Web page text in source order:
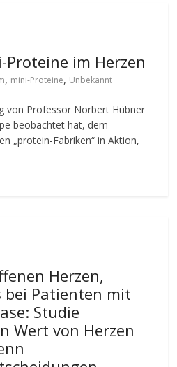
im Herzen
, mini-Proteine, Unbekannt
von Professor Norbert Hübner
beobachtet hat, dem
„protein-Fabriken“ in Aktion,
Herzen,
Patienten mit
Studie
Wert von Herzen